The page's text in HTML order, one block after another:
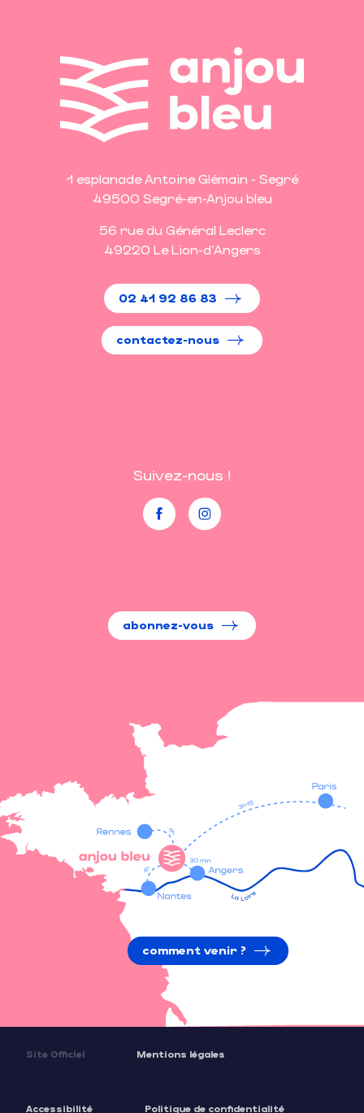
1 esplanade Antoine Glémain - Segré
49500 Segré-en-Anjou bleu
56 rue du Général Leclerc
49220 Le Lion-d'Angers
02 41 92 86 83
contactez-nous
Suivez-nous !
abonnez-vous
comment venir ?
Site Officiel Mentions légales
Accessibilité Politique de confidentialité